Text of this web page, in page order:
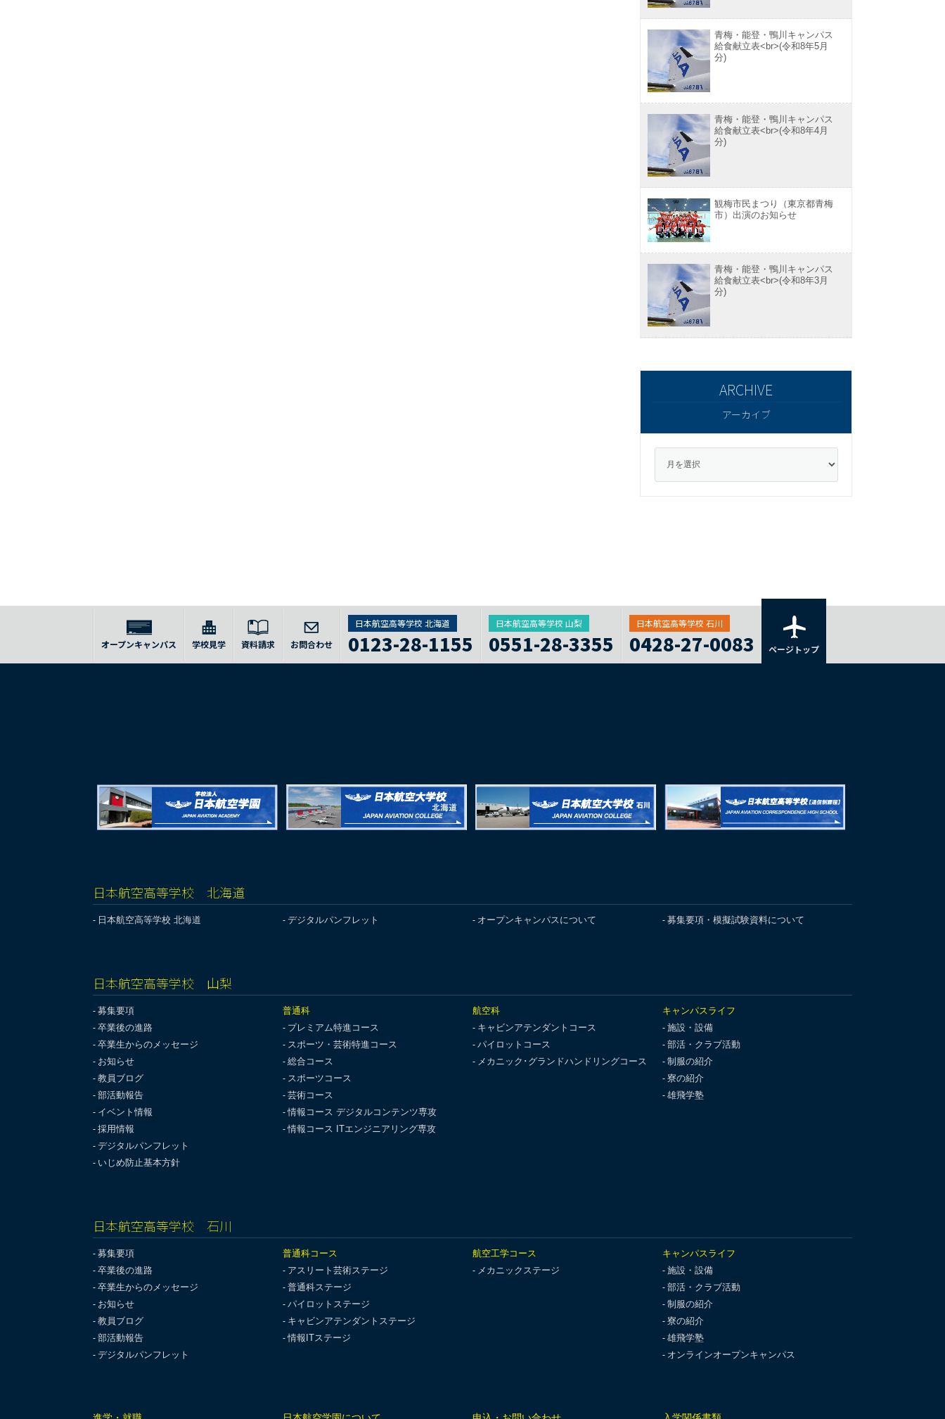
青梅・能登・鴨川キャンパス
給食献立表<br>(令和8年5月
分)
青梅・能登・鴨川キャンパス
給食献立表<br>(令和8年4月
分)
観梅市民まつり（東京都青梅
市）出演のお知らせ
青梅・能登・鴨川キャンパス
給食献立表<br>(令和8年3月
分)
アーカイブ
オープンキャンパス 学校見学 資料請求 お問合わせ
日本航空高等学校 北海道
0123-28-1155
日本航空高等学校 山梨
0551-28-3355
日本航空高等学校 石川
0428-27-0083 ページトップ
日本航空高等学校 北海道
日本航空高等学校 北海道 デジタルパンフレット オープンキャンパスについて 募集要項・模擬試験資料について
日本航空高等学校 山梨
募集要項
卒業後の進路
卒業生からのメッセージ
お知らせ
教員ブログ
部活動報告
イベント情報
採用情報
デジタルパンフレット
いじめ防止基本方針
普通科
プレミアム特進コース
スポーツ・芸術特進コース
総合コース
スポーツコース
芸術コース
情報コース デジタルコンテンツ専攻
情報コース ITエンジニアリング専攻
航空科
キャビンアテンダントコース
パイロットコース
メカニック･グランドハンドリングコース
キャンパスライフ
施設・設備
部活・クラブ活動
制服の紹介
寮の紹介
雄飛学塾
日本航空高等学校 石川
募集要項
卒業後の進路
卒業生からのメッセージ
お知らせ
教員ブログ
部活動報告
デジタルパンフレット
普通科コース
アスリート芸術ステージ
普通科ステージ
パイロットステージ
キャビンアテンダントステージ
情報ITステージ
航空工学コース
メカニックステージ
キャンパスライフ
施設・設備
部活・クラブ活動
制服の紹介
寮の紹介
雄飛学塾
オンラインオープンキャンパス